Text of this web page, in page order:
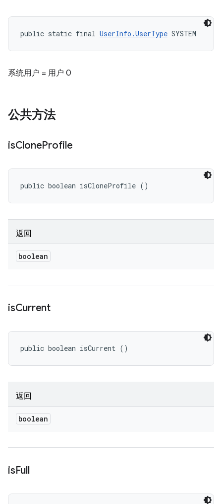
public static final UserInfo.UserType SYSTEM
系统用户 = 用户 0
公共方法
isCloneProfile
public boolean isCloneProfile ()
返回
boolean
isCurrent
public boolean isCurrent ()
返回
boolean
isFull